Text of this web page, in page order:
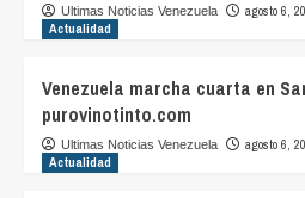
Ultimas Noticias Venezuela agosto 6,
Actualidad
Venezuela marcha cuarta en
purovinotinto.com
Ultimas Noticias Venezuela agosto 6,
Actualidad